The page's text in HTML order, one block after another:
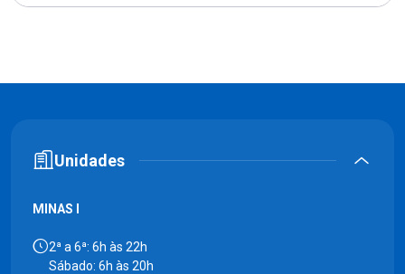
Unidades
MINAS I
2ª a 6ª: 6h às 22h
Sábado: 6h às 20h